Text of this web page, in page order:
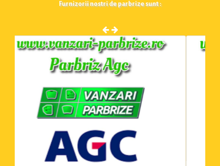
Furnizorii nostri de parbrize sunt :